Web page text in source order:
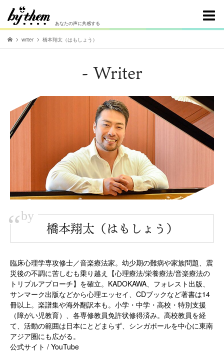
あなたの声に共感する
writer 橋本翔太（はもしょう）
- Writer
“by
橋本翔太（はもしょう）
臨床心理学専攻修士／音楽療法家。幼少期の難病や家族問題、震
災後の不調に苦しむも乗り越え【心理療法/栄養療法/音楽療法の
トリプルアプローチ】を確立。KADOKAWA、フォレスト出版、
サンマーク出版などから心理エッセイ、 CDブックなど著書は14
冊以上。楽譜集や海外翻訳本も。小学・ 中学・高校・特別支援
（障がい児教育）、 各専修教員免許状修得済み。高校教員を経
て、 活動の範囲は日本にとどまらず、 シンガポールを中心に東南
アジア圏にも広がる。
公式サイト / YouTube